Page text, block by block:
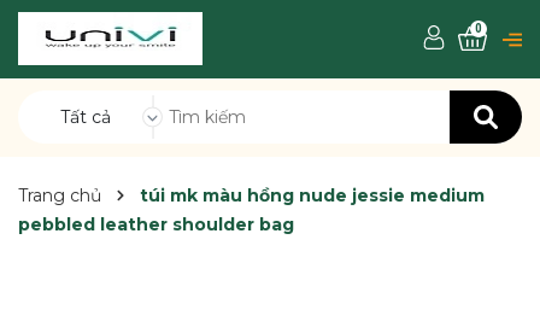
Tất cả
0
Trang chủ
túi mk màu hồng nude jessie medium
pebbled leather shoulder bag